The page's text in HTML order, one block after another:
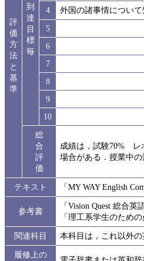
評
価
方
法
と
基
準
到
達
目
標
毎
4
外国の諸事情につい
5
6
7
8
9
10
総
合
評
価
成績は，試験70% レ
場合がある．授業中
テキスト 「MY WAY English
参考書
「Vision Quest 総合
「理工系学生のため
関連科目
本科目は，これ以外
履修上の